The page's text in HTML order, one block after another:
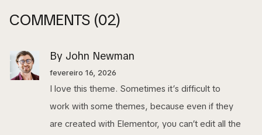
COMMENTS (02)
By John Newman
fevereiro 16, 2026
I love this theme. Sometimes it’s difficult to
work with some themes, because even if they
are created with Elementor, you can’t edit all the